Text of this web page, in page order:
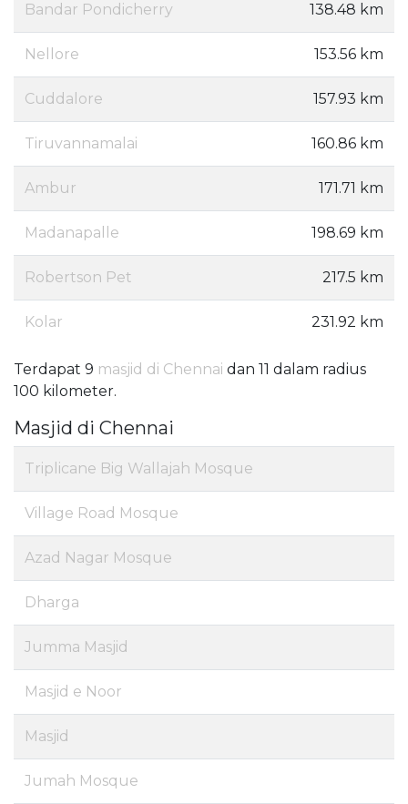
Bandar Pondicherry 138.48 km
Nellore 153.56 km
Cuddalore 157.93 km
Tiruvannamalai 160.86 km
Ambur 171.71 km
Madanapalle 198.69 km
Robertson Pet 217.5 km
Kolar 231.92 km
Terdapat 9 masjid di Chennai dan 11 dalam radius
100 kilometer.
Masjid di Chennai
Triplicane Big Wallajah Mosque
Village Road Mosque
Azad Nagar Mosque
Dharga
Jumma Masjid
Masjid e Noor
Masjid
Jumah Mosque